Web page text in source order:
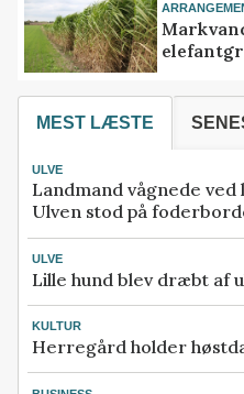
MEST LÆSTE
ULVE
Landmand vågnede
Ulven stod på
ULVE
Lille hund blev dræbt af
KULTUR
Herregård holder